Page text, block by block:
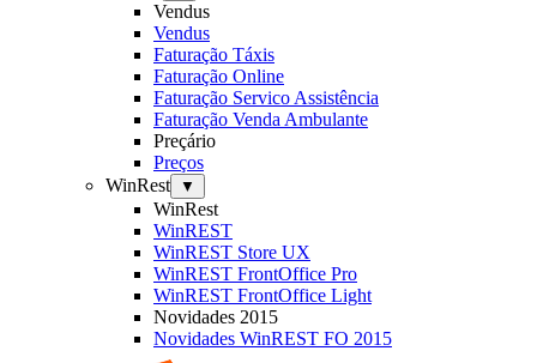
Vendus
Vendus
Faturação Táxis
Faturação Online
Faturação Servico Assistência
Faturação Venda Ambulante
Preçário
Preços
WinRest
▼
WinRest
WinREST
WinREST Store UX
WinREST FrontOffice Pro
WinREST FrontOffice Light
Novidades 2015
Novidades WinREST FO 2015